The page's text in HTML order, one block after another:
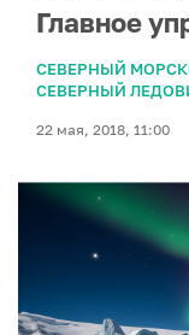
Главное
СЕВЕРНЫЙ
СЕВЕРНЫЙ
22 мая, 2018, 11:00